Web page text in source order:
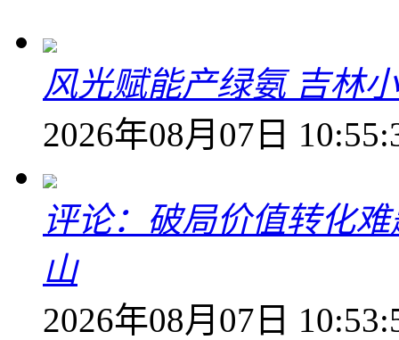
风光赋能产绿氨 吉林
2026年08月07日
评论：破局价值转化
山
2026年08月07日